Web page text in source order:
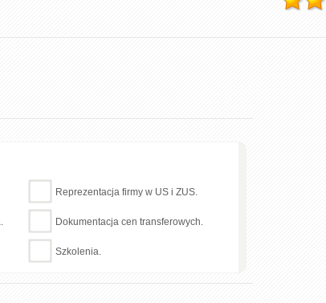
Reprezentacja firmy w US i ZUS.
Dokumentacja cen transferowych.
Szkolenia.